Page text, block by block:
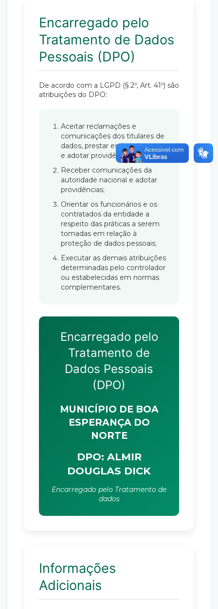
Encarregado pelo
Tratamento de Dados
Pessoais (DPO)
De acordo com a LGPD (§ 2º, Art. 41º) são
atribuições do DPO:
Aceitar reclamações e
comunicações dos titulares de
dados, prestar esclarecimentos
e adotar providências;
Receber comunicações da
autoridade nacional e adotar
providências;
Orientar os funcionários e os
contratados da entidade a
respeito das práticas a serem
tomadas em relação à
proteção de dados pessoais;
Executar as demais atribuições
determinadas pelo controlador
ou estabelecidas em normas
complementares.
Encarregado pelo
Tratamento de
Dados Pessoais
(DPO)
MUNICÍPIO DE BOA
ESPERANÇA DO
NORTE
DPO: ALMIR
DOUGLAS DICK
Encarregado pelo Tratamento de
dados
Informações
Adicionais